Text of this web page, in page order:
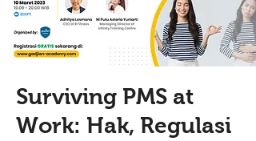
Surviving PMS at
Work: Hak, Regulasi